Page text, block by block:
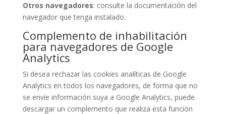
Otros navegadores: consulte la documentación del
navegador que tenga instalado.
Complemento de inhabilitación
para navegadores de Google
Analytics
Si desea rechazar las cookies analíticas de Google
Analytics en todos los navegadores, de forma que no
se envíe información suya a Google Analytics, puede
descargar un complemento que realiza esta función